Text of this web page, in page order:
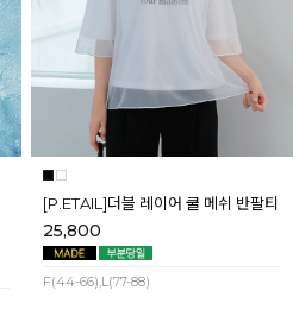
[P.ETAIL]더블 레이어 쿨 메쉬 반팔티
25,800
F(44-66),L(77-88)